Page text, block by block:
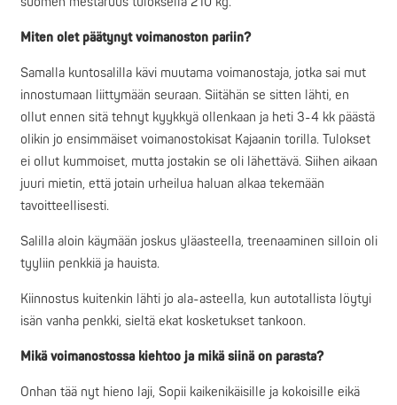
Miten olet päätynyt voimanoston pariin?
Samalla kuntosalilla kävi muutama voimanostaja, jotka sai mut
innostumaan liittymään seuraan. Siitähän se sitten lähti, en
ollut ennen sitä tehnyt kyykkyä ollenkaan ja heti 3-4 kk päästä
olikin jo ensimmäiset voimanostokisat Kajaanin torilla. Tulokset
ei ollut kummoiset, mutta jostakin se oli lähettävä. Siihen aikaan
juuri mietin, että jotain urheilua haluan alkaa tekemään
tavoitteellisesti.
Salilla aloin käymään joskus yläasteella, treenaaminen silloin oli
tyyliin penkkiä ja hauista.
Kiinnostus kuitenkin lähti jo ala-asteella, kun autotallista löytyi
isän vanha penkki, sieltä ekat kosketukset tankoon.
Mikä voimanostossa kiehtoo ja mikä siinä on parasta?
Onhan tää nyt hieno laji, Sopii kaikenikäisille ja kokoisille eikä